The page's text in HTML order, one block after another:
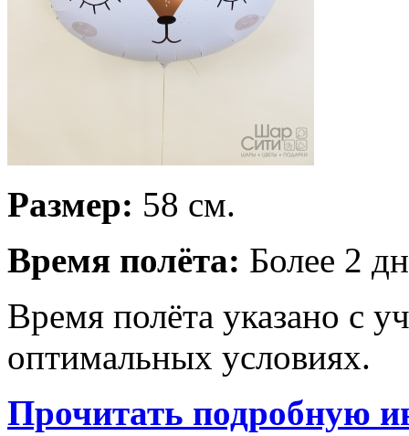
Размер: 58 см.
Время полёта: Более 2
Время полёта указано с
оптимальных условиях.
Прочитать подробную